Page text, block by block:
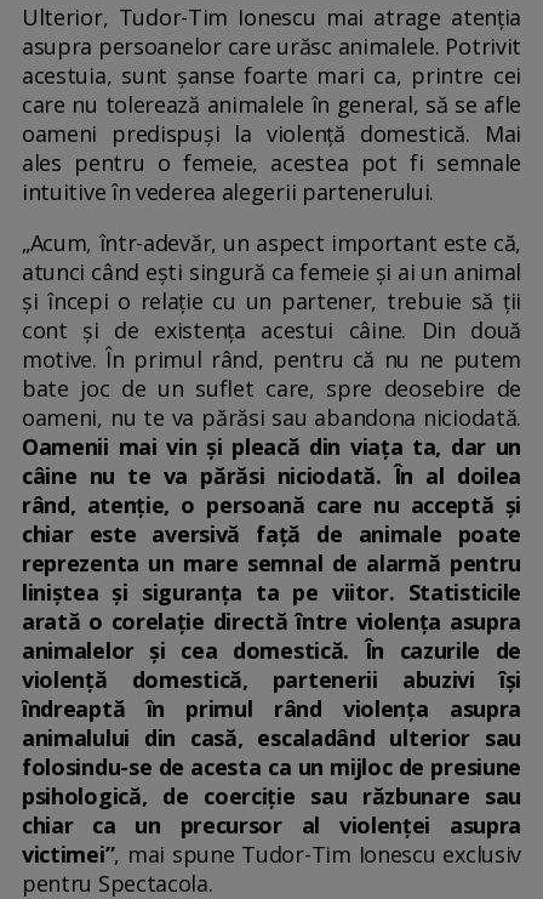
Ulterior, Tudor-Tim Ionescu mai atrage atenția
asupra persoanelor care urăsc animalele. Potrivit
acestuia, sunt șanse foarte mari ca, printre cei
care nu tolerează animalele în general, să se afle
oameni predispuși la violență domestică. Mai
ales pentru o femeie, acestea pot fi semnale
intuitive în vederea alegerii partenerului.
„Acum, într-adevăr, un aspect important este că,
atunci când ești singură ca femeie și ai un animal
și începi o relație cu un partener, trebuie să ții
cont și de existența acestui câine. Din două
motive. În primul rând, pentru că nu ne putem
bate joc de un suflet care, spre deosebire de
oameni, nu te va părăsi sau abandona niciodată.
Oamenii mai vin și pleacă din viața ta, dar un
câine nu te va părăsi niciodată. În al doilea
rând, atenție, o persoană care nu acceptă și
chiar este aversivă față de animale poate
reprezenta un mare semnal de alarmă pentru
liniștea și siguranța ta pe viitor. Statisticile
arată o corelație directă între violența asupra
animalelor și cea domestică. În cazurile de
violență domestică, partenerii abuzivi își
îndreaptă în primul rând violența asupra
animalului din casă, escaladând ulterior sau
folosindu-se de acesta ca un mijloc de presiune
psihologică, de coerciție sau răzbunare sau
chiar ca un precursor al violenței asupra
victimei”, mai spune Tudor-Tim Ionescu exclusiv
pentru Spectacola.